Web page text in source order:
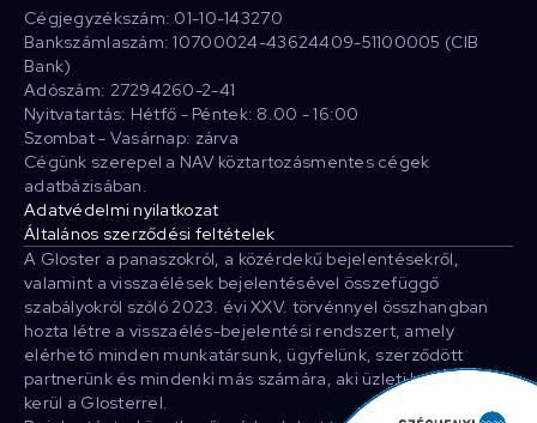
Cégjegyzékszám: 01-10-143270
Bankszámlaszám: 10700024-43624409-51100005 (CIB
Bank)
Adószám: 27294260-2-41
Nyitvatartás: Hétfő - Péntek: 8.00 - 16:00
Szombat - Vasárnap: zárva
Cégünk szerepel a NAV köztartozásmentes cégek
adatbázisában.
Adatvédelmi nyilatkozat
Általános szerződési feltételek
A Gloster a panaszokról, a közérdekű bejelentésekről,
valamint a visszaélések bejelentésével összefüggő
szabályokról szóló 2023. évi XXV. törvénnyel összhangban
hozta létre a visszaélés-bejelentési rendszert, amely
elérhető minden munkatársunk, ügyfelünk, szerződött
partnerünk és mindenki más számára, aki üzleti kapcsolatba
kerül a Glosterrel.